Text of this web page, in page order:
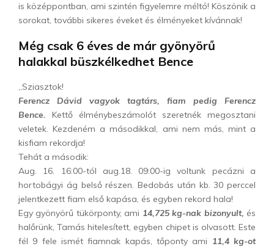
is középpontban, ami szintén figyelemre méltó! Köszönik a
sorokat, további sikeres éveket és élményeket kívánnak!
Még csak 6 éves de már gyönyörű
halakkal büszkélkedhet Bence
„Sziasztok!
Ferencz Dávid vagyok tagtárs, fiam pedig Ferencz
Bence. Kettő élménybeszámolót szeretnék megosztani
veletek. Kezdeném a másodikkal, ami nem más, mint a
kisfiam rekordja!
Tehát a második:
Aug. 16. 16:00-tól aug.18. 09:00-ig voltunk pecázni a
hortobágyi ág belső részen. Bedobás után kb. 30 perccel
jelentkezett fiam első kapása, és egyben rekord hala!
Egy gyönyörű tükörponty, ami 14,725 kg-nak bizonyult, és
halőrünk, Tamás hitelesített, egyben chipet is olvasott. Este
fél 9 fele ismét fiamnak kapás, tőponty ami 11,4 kg-ot